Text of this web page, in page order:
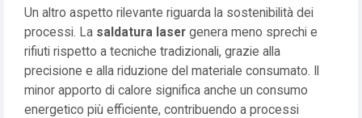
Un altro aspetto rilevante riguarda la sostenibilità dei
processi. La saldatura laser genera meno sprechi e
rifiuti rispetto a tecniche tradizionali, grazie alla
precisione e alla riduzione del materiale consumato. Il
minor apporto di calore significa anche un consumo
energetico più efficiente, contribuendo a processi